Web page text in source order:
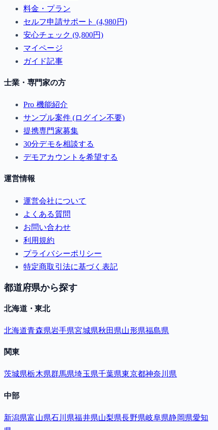
料金・プラン
セルフ申請サポート (4,980円)
安心チェック (9,800円)
マイページ
ガイド記事
士業・専門家の方
Pro 機能紹介
サンプル案件 (ログイン不要)
提携専門家募集
30分デモを相談する
デモアカウントを希望する
運営情報
運営会社について
よくある質問
お問い合わせ
利用規約
プライバシーポリシー
特定商取引法に基づく表記
都道府県から探す
北海道・東北
北海道青森県岩手県宮城県秋田県山形県福島県
関東
茨城県栃木県群馬県埼玉県千葉県東京都神奈川県
中部
新潟県富山県石川県福井県山梨県長野県岐阜県静岡県愛知